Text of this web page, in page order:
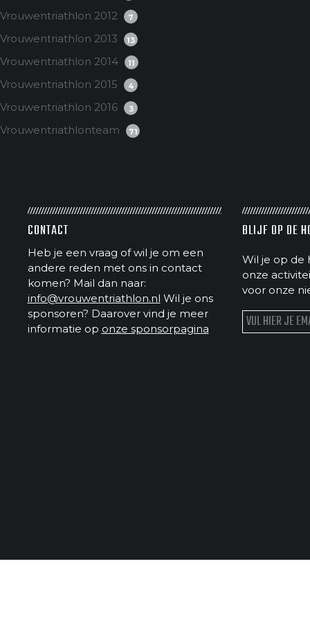
Vrouwentriathlon 2012 7
Vrouwentriathlon 2013 13
Vrouwentriathlon 2014 11
Vrouwentriathlon 2015 4
Vrouwentriathlon 2016 3
Vrouwentriathlonteam 71
CONTACT
Heb je een vraag of wil je om een
andere reden met ons in contact
komen? Mail dan naar:
info@vrouwentriathlon.nl Wil je ons
sponsoren? Daarover vind je meer
informatie op onze sponsorpagina
BLIJF OP DE
Wil je op de
onze
voor onze